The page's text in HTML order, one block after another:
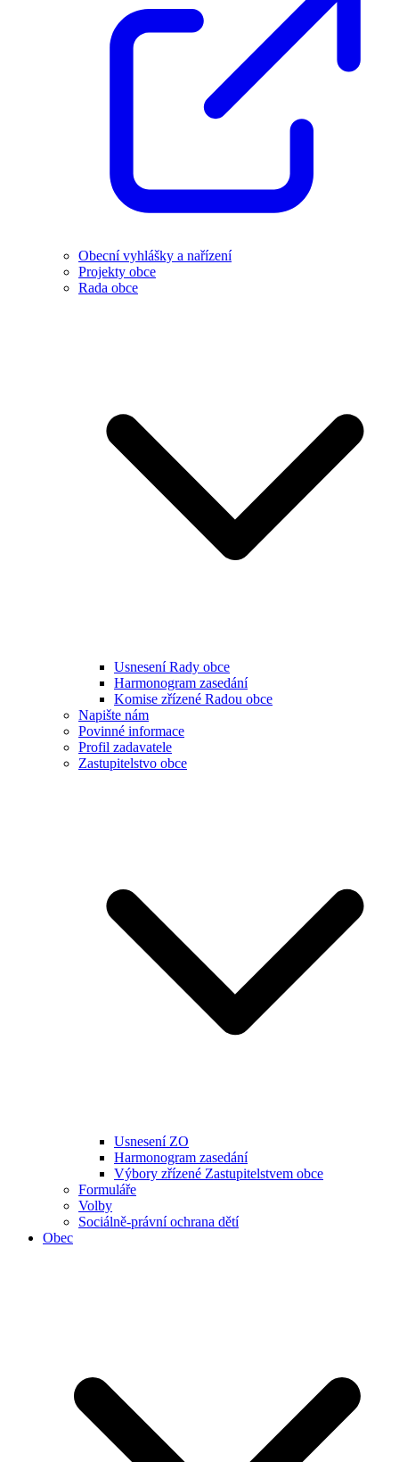
Obecní vyhlášky a nařízení
Projekty obce
Rada obce
Usnesení Rady obce
Harmonogram zasedání
Komise zřízené Radou obce
Napište nám
Povinné informace
Profil zadavatele
Zastupitelstvo obce
Usnesení ZO
Harmonogram zasedání
Výbory zřízené Zastupitelstvem obce
Formuláře
Volby
Sociálně-právní ochrana dětí
Obec